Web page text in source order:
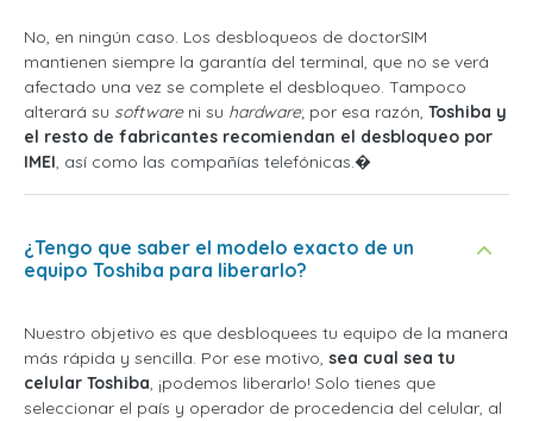
No, en ningún caso. Los desbloqueos de doctorSIM
mantienen siempre la garantía del terminal, que no se verá
afectado una vez se complete el desbloqueo. Tampoco
alterará su softwareni su hardware; por esa razón, Toshiba y
el resto de fabricantes recomiendan el desbloqueo por
IMEI, así como las compañías telefónicas.�
¿Tengo que saber el modelo exacto de un
equipo Toshiba para liberarlo?
Nuestro objetivo es que desbloquees tu equipo de la manera
más rápida y sencilla. Por ese motivo, sea cual sea tu
celular Toshiba, ¡podemos liberarlo! Solo tienes que
seleccionar el país y operador de procedencia del celular, al